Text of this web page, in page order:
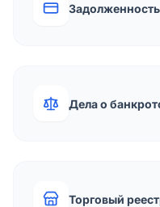
Дела о
Торговый